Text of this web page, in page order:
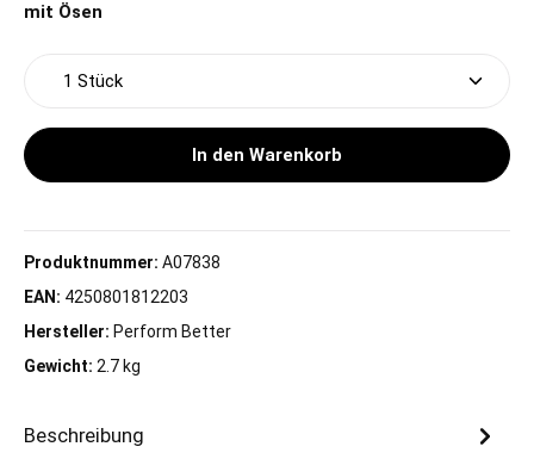
mit Ösen
Produkt Anzahl: Gib den gewünschten Wert ein
In den Warenkorb
Produktnummer: A07838
EAN: 4250801812203
Hersteller: Perform Better
Gewicht: 2.7 kg
Beschreibung